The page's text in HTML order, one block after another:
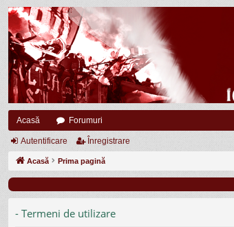
Acasă Forumuri
Autentificare Înregistrare
Acasă Prima pagină
- Termeni de utilizare